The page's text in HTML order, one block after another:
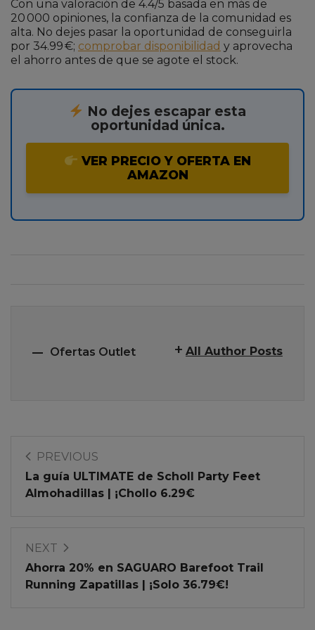
Con una valoración de 4.4/5 basada en más de
20 000 opiniones, la confianza de la comunidad es
alta. No dejes pasar la oportunidad de conseguirla
por 34.99 €; comprobar disponibilidad y aprovecha
el ahorro antes de que se agote el stock.
No dejes escapar esta
oportunidad única.
VER PRECIO Y OFERTA EN
AMAZON
Ofertas Outlet All Author Posts
PREVIOUS
La guía ULTIMATE de Scholl Party Feet
Almohadillas | ¡Chollo 6.29€
NEXT
Ahorra 20% en SAGUARO Barefoot Trail
Running Zapatillas | ¡Solo 36.79€!